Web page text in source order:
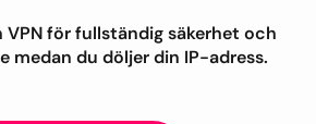
VPN för fullständig säkerhet och
medan du döljer din IP-adress.